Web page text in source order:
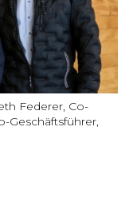
Federer, Co-
Geschäftsführer,